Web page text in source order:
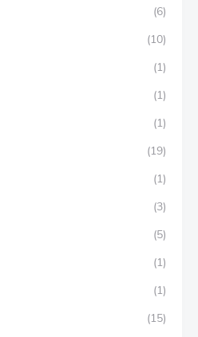
(6)
(10)
(1)
(1)
(1)
(19)
(1)
(3)
(5)
(1)
(1)
(15)